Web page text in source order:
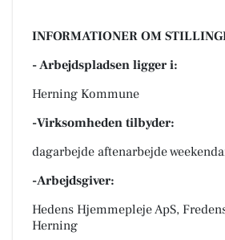
INFORMATIONER OM
- Arbejdspladsen ligger i:
Herning Kommune
-Virksomheden tilbyder:
dagarbejde aftenarbejde
-Arbejdsgiver:
Hedens Hjemmepleje ApS,
Herning